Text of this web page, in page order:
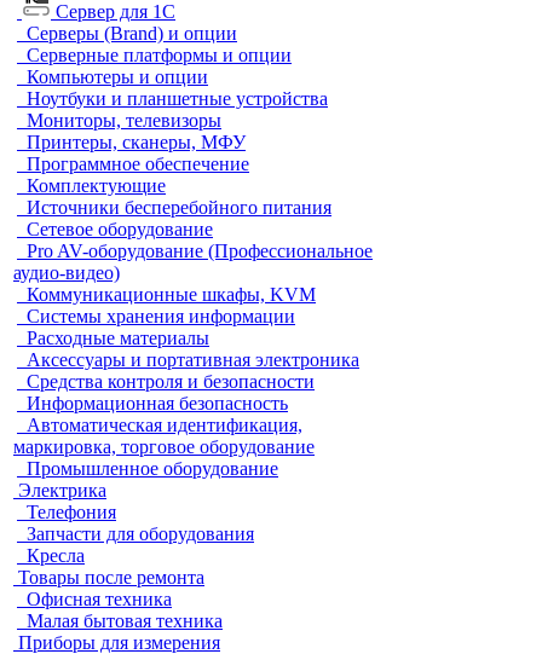
Сервер для 1С
Серверы (Brand) и опции
Серверные платформы и опции
Компьютеры и опции
Ноутбуки и планшетные устройства
Мониторы, телевизоры
Принтеры, сканеры, МФУ
Программное обеспечение
Комплектующие
Источники бесперебойного питания
Сетевое оборудование
Pro AV-оборудование (Профессиональное
аудио-видео)
Коммуникационные шкафы, KVM
Системы хранения информации
Расходные материалы
Аксессуары и портативная электроника
Средства контроля и безопасности
Информационная безопасность
Автоматическая идентификация,
маркировка, торговое оборудование
Промышленное оборудование
Электрика
Телефония
Запчасти для оборудования
Кресла
Товары после ремонта
Офисная техника
Малая бытовая техника
Приборы для измерения